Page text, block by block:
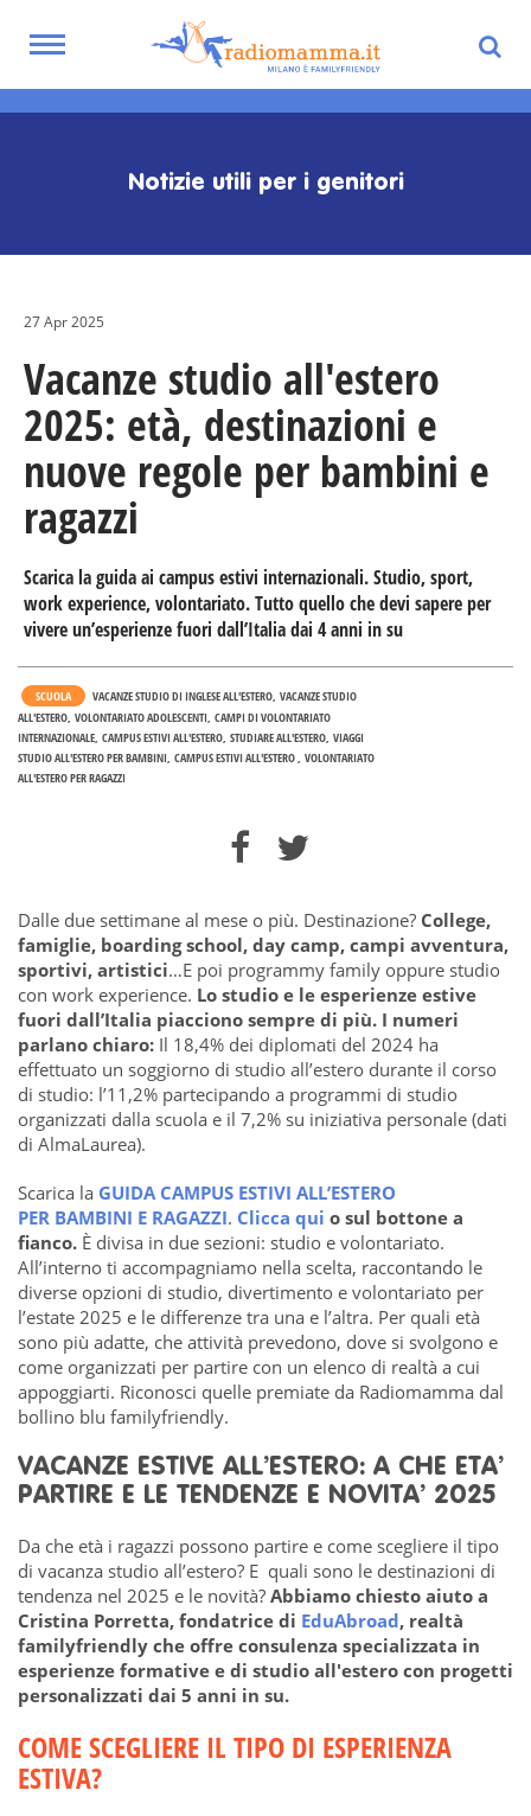
Toggle
Notizie utili per i genitori
27 Apr 2025
Vacanze studio all'estero
2025: età, destinazioni e
nuove regole per bambini e
ragazzi
Scarica la guida ai campus estivi internazionali. Studio, sport,
work experience, volontariato. Tutto quello che devi sapere per
vivere un’esperienze fuori dall’Italia dai 4 anni in su
SCUOLA VACANZE STUDIO DI INGLESE ALL'ESTERO VACANZE STUDIO
ALL'ESTERO VOLONTARIATO ADOLESCENTI CAMPI DI VOLONTARIATO
INTERNAZIONALE CAMPUS ESTIVI ALL'ESTERO STUDIARE ALL'ESTERO VIAGGI
STUDIO ALL'ESTERO PER BAMBINI CAMPUS ESTIVI ALL'ESTERO VOLONTARIATO
ALL'ESTERO PER RAGAZZI
Dalle due settimane al mese o più. Destinazione? College,
famiglie, boarding school, day camp, campi avventura,
sportivi, artistici…E poi programmy family oppure studio
con work experience. Lo studio e le esperienze estive
fuori dall’Italia piacciono sempre di più. I numeri
parlano chiaro: Il 18,4% dei diplomati del 2024 ha
effettuato un soggiorno di studio all’estero durante il corso
di studio: l’11,2% partecipando a programmi di studio
organizzati dalla scuola e il 7,2% su iniziativa personale (dati
di AlmaLaurea).
Scarica la GUIDA CAMPUS ESTIVI ALL’ESTERO
PER BAMBINI E RAGAZZI. Clicca qui o sul bottone a
fianco. È divisa in due sezioni: studio e volontariato.
All’interno ti accompagniamo nella scelta, raccontando le
diverse opzioni di studio, divertimento e volontariato per
l’estate 2025 e le differenze tra una e l’altra. Per quali età
sono più adatte, che attività prevedono, dove si svolgono e
come organizzati per partire con un elenco di realtà a cui
appoggiarti. Riconosci quelle premiate da Radiomamma dal
bollino blu familyfriendly.
VACANZE ESTIVE ALL’ESTERO: A CHE ETA’
PARTIRE E LE TENDENZE E NOVITA’ 2025
Da che età i ragazzi possono partire e come scegliere il tipo
di vacanza studio all’estero? E quali sono le destinazioni di
tendenza nel 2025 e le novità? Abbiamo chiesto aiuto a
Cristina Porretta, fondatrice di EduAbroad, realtà
familyfriendly che offre consulenza specializzata in
esperienze formative e di studio all'estero con progetti
personalizzati dai 5 anni in su.
COME SCEGLIERE IL TIPO DI ESPERIENZA
ESTIVA?